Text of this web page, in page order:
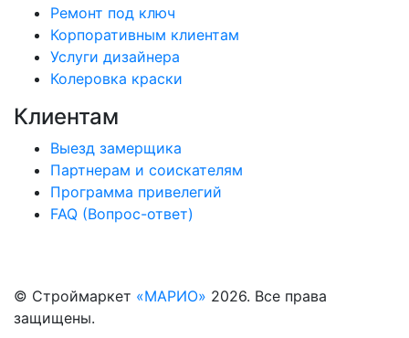
Ремонт под ключ
Корпоративным клиентам
Услуги дизайнера
Колеровка краски
Клиентам
Выезд замерщика
Партнерам и соискателям
Программа привелегий
FAQ (Вопрос-ответ)
© Строймаркет «МАРИО» 2026. Все права
защищены.